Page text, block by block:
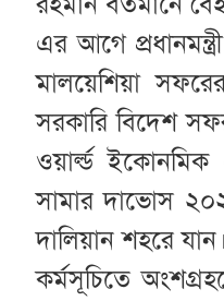
এর আগে
মালয়েশিয়া
সরকারি বিদেশ
ওয়ার্ল্ড
সামার দাভোস
দালিয়ান শহরে
কর্মসূচিতে